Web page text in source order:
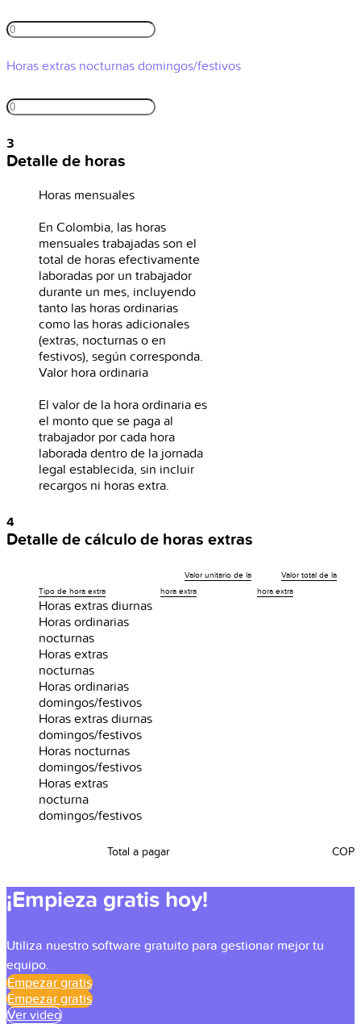
Horas extras nocturnas domingos/festivos
3
Detalle de horas
Horas mensuales
En Colombia, las horas
mensuales trabajadas son el
total de horas efectivamente
laboradas por un trabajador
durante un mes, incluyendo
tanto las horas ordinarias
como las horas adicionales
(extras, nocturnas o en
festivos), según corresponda.
Valor hora ordinaria
El valor de la hora ordinaria es
el monto que se paga al
trabajador por cada hora
laborada dentro de la jornada
legal establecida, sin incluir
recargos ni horas extra.
4
Detalle de cálculo de horas extras
Tipo de hora extra
Valor unitario de la
hora extra
Valor total de la
hora extra
Horas extras diurnas
Horas ordinarias
nocturnas
Horas extras
nocturnas
Horas ordinarias
domingos/festivos
Horas extras diurnas
domingos/festivos
Horas nocturnas
domingos/festivos
Horas extras
nocturna
domingos/festivos
Total a pagar COP
¡Empieza gratis hoy!
Utiliza nuestro software gratuito para gestionar mejor tu
equipo.
Empezar gratis
Empezar gratis
Ver video